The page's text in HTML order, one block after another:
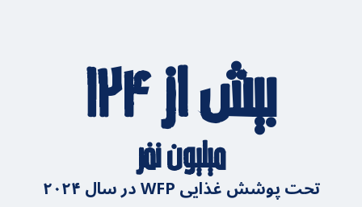
بیش از ۱۲۴
میلیون نفر
تحت پوشش غذایی WFP در سال ۲۰۲۴